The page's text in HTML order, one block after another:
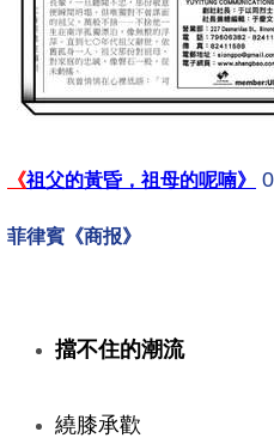
《祖父的黃昏，祖母的呢喃》
菲律賓 《商报》
擋不住的潮流
繞膝承歡